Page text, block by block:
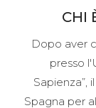
CHI
Dopo aver
presso
Sapienza”,
Spagna per